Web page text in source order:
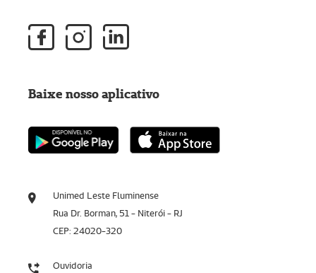
Unimed Leste Fluminense
Rua Dr. Borman, 51 - Niterói - RJ
CEP: 24020-320
Ouvidoria
Baixe nosso aplicativo